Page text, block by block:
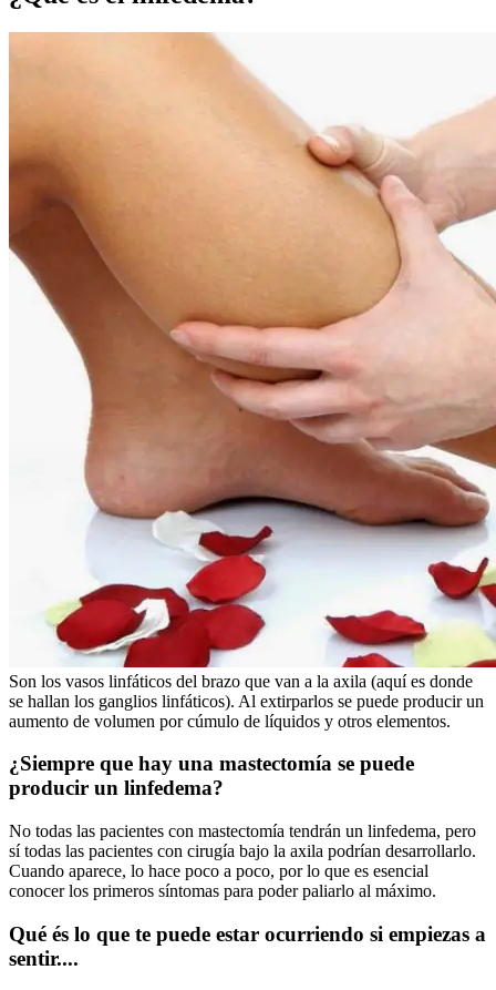
Son los vasos linfáticos del brazo que van a la axila (aquí es donde
se hallan los ganglios linfáticos). Al extirparlos se puede producir un
aumento de volumen por cúmulo de líquidos y otros elementos.
¿Siempre que hay una mastectomía se puede
producir un linfedema?
No todas las pacientes con mastectomía tendrán un linfedema, pero
sí todas las pacientes con cirugía bajo la axila podrían desarrollarlo.
Cuando aparece, lo hace poco a poco, por lo que es esencial
conocer los primeros síntomas para poder paliarlo al máximo.
Qué és lo que te puede estar ocurriendo si empiezas a
sentir....